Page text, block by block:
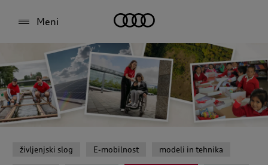
Meni
življenjski slog E-mobilnost modeli in tehnika